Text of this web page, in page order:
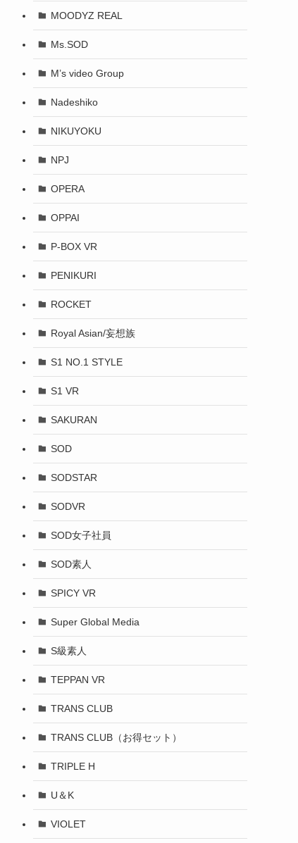
MOODYZ REAL
Ms.SOD
M’s video Group
Nadeshiko
NIKUYOKU
NPJ
OPERA
OPPAI
P-BOX VR
PENIKURI
ROCKET
Royal Asian/妄想族
S1 NO.1 STYLE
S1 VR
SAKURAN
SOD
SODSTAR
SODVR
SOD女子社員
SOD素人
SPICY VR
Super Global Media
S級素人
TEPPAN VR
TRANS CLUB
TRANS CLUB（お得セット）
TRIPLE H
U＆K
VIOLET